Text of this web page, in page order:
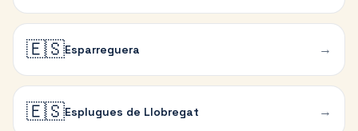
🇪🇸Esparreguera →
🇪🇸Esplugues de Llobregat →